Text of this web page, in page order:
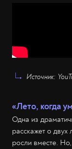
Источник:
«Лето, когда
Одна из
расскажет о двух
росли вместе.